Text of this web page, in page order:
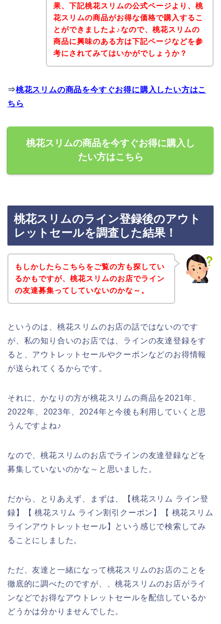
果、下記桃花スリムの公式ページより、桃
花スリムの商品がお得な価格で購入するこ
とができましたよ♪なので、桃花スリムの
商品に興味のある方は下記ページなどを参
考にされてみてはいかがでしょうか？
⇒桃花スリムの商品を今すぐお得に購入したい方はこ
ちら
桃花スリムの商品を今すぐお得に購入し
たい方はこちら
桃花スリムのライン登録後のアウト
レットセールを調査した結果！
もしかしたらこちらをご覧の方も探してい
るかもですが、桃花スリムのお店でライン
の友達募集ってしていないのかな～。
というのは、桃花スリムのお店の話ではないのです
が、私の知り合いのお店では、ラインの友達登録をす
ると、アウトレットセールやクーポンなどのお得情報
が送られてくるからです。
それに、かなりの方が桃花スリムの商品を2021年、
2022年、2023年、2024年と今後も利用していくと思
うんですよね♪
なので、桃花スリムのお店でラインの友達登録などを
募集していないのかな～と思いました。
だから、とりあえず、まずは、【桃花スリム ライン登
録】【 桃花スリム ライン割引クーポン】【 桃花スリム
ラインアウトレットセール】という感じで検索してみ
ることにしました。
ただ、友達と一緒になって桃花スリムのお店のことを
徹底的に調べたのですが、、桃花スリムのお店がライ
ンなどでお得なアウトレットセールを配信しているか
どうかは分かりませんでした。